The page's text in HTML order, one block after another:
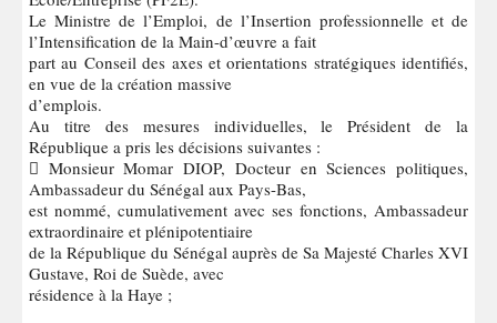
Le Ministre de l’Emploi, de l’Insertion professionnelle et de
l’Intensification de la Main-d’œuvre a fait
part au Conseil des axes et orientations stratégiques identifiés,
en vue de la création massive
d’emplois.
Au titre des mesures individuelles, le Président de la
République a pris les décisions suivantes :
 Monsieur Momar DIOP, Docteur en Sciences politiques,
Ambassadeur du Sénégal aux Pays-Bas,
est nommé, cumulativement avec ses fonctions, Ambassadeur
extraordinaire et plénipotentiaire
de la République du Sénégal auprès de Sa Majesté Charles XVI
Gustave, Roi de Suède, avec
résidence à la Haye ;